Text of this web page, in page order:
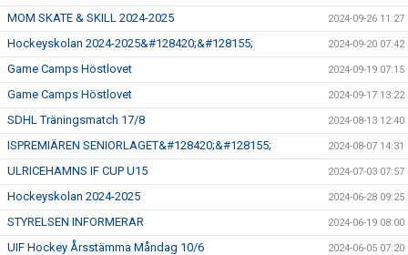
MOM SKATE & SKILL 2024-2025 2024-09-26 11:27
Hockeyskolan 2024-2025&#128420;&#128155; 2024-09-20 07:42
Game Camps Höstlovet 2024-09-19 07:15
Game Camps Höstlovet 2024-09-17 13:22
SDHL Träningsmatch 17/8 2024-08-13 12:40
ISPREMIÄREN SENIORLAGET&#128420;&#128155; 2024-08-07 14:31
ULRICEHAMNS IF CUP U15 2024-07-03 07:57
Hockeyskolan 2024-2025 2024-06-28 09:25
STYRELSEN INFORMERAR 2024-06-19 08:00
UIF Hockey Årsstämma Måndag 10/6 2024-06-05 07:20